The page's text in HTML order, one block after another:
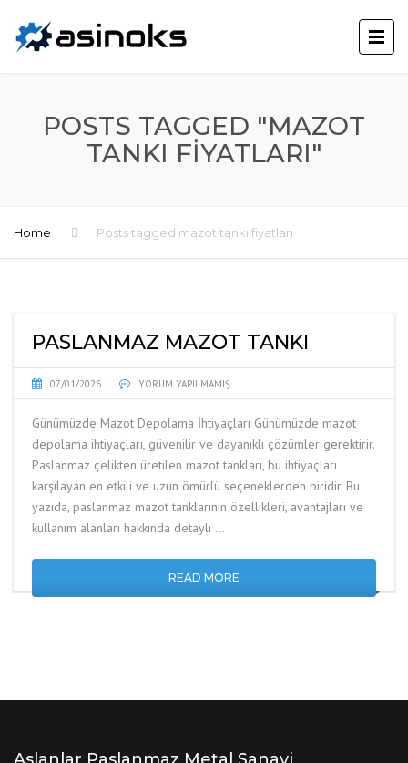
POSTS TAGGED "MAZOT
TANKI FIYATLARI"
Home Posts tagged mazot tankı fiyatları
PASLANMAZ MAZOT TANKI
07/01/2026 YORUM YAPILMAMIŞ
Günümüzde Mazot Depolama İhtiyaçları Günümüzde mazot
depolama ihtiyaçları, güvenilir ve dayanıklı çözümler gerektirir.
Paslanmaz çelikten üretilen mazot tankları, bu ihtiyaçları
karşılayan en etkili ve uzun ömürlü seçeneklerden biridir. Bu
yazıda, paslanmaz mazot tanklarının özellikleri, avantajları ve
kullanım alanları hakkında detaylı …
READ MORE